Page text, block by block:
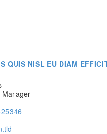
QUIS NISL EU DIAM
Manager